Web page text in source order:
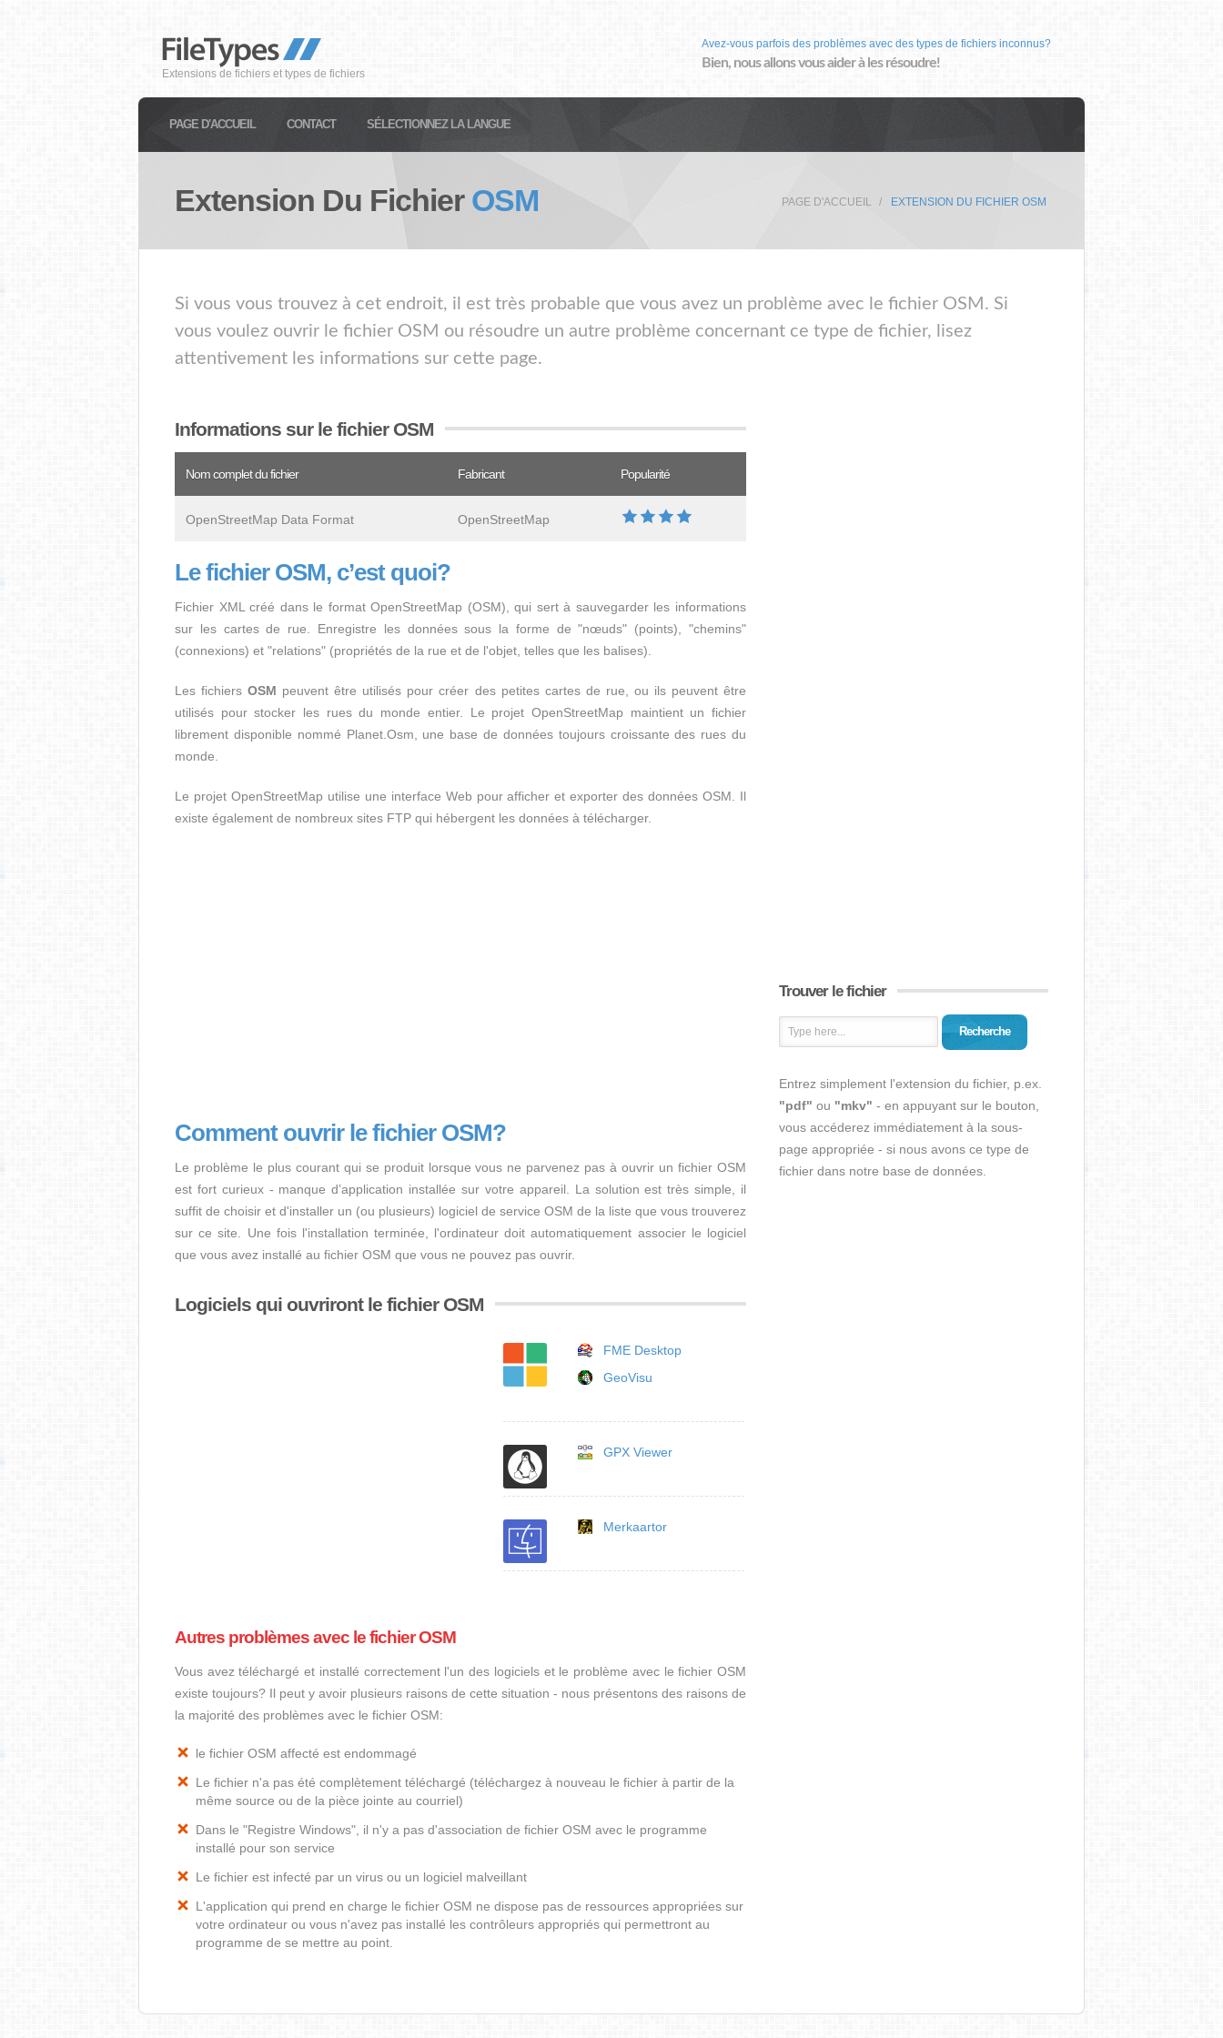
Extensions de fichiers et types de fichiers
Avez-vous parfois des problèmes avec des types de fichiers inconnus?
Bien, nous allons vous aider à les résoudre!
PAGE D'ACCUEIL CONTACT SÉLECTIONNEZ LA LANGUE
Extension Du Fichier OSM PAGE D'ACCUEIL EXTENSION DU FICHIER OSM
Si vous vous trouvez à cet endroit, il est très probable que vous avez un problème avec le fichier OSM. Si
vous voulez ouvrir le fichier OSM ou résoudre un autre problème concernant ce type de fichier, lisez
attentivement les informations sur cette page.
Informations sur le fichier OSM
Nom complet du fichier Fabricant Popularité
OpenStreetMap Data Format OpenStreetMap
Le fichier OSM, c’est quoi?
Fichier XML créé dans le format OpenStreetMap (OSM), qui sert à sauvegarder les informations
sur les cartes de rue. Enregistre les données sous la forme de "nœuds" (points), "chemins"
(connexions) et "relations" (propriétés de la rue et de l'objet, telles que les balises).
Les fichiersOSM peuvent être utilisés pour créer des petites cartes de rue, ou ils peuvent être
utilisés pour stocker les rues du monde entier. Le projet OpenStreetMap maintient un fichier
librement disponible nommé Planet.Osm, une base de données toujours croissante des rues du
monde.
Le projet OpenStreetMap utilise une interface Web pour afficher et exporter des données OSM. Il
existe également de nombreux sites FTP qui hébergent les données à télécharger.
Comment ouvrir le fichier OSM?
Le problème le plus courant qui se produit lorsque vous ne parvenez pas à ouvrir un fichier OSM
est fort curieux - manque d’application installée sur votre appareil. La solution est très simple, il
suffit de choisir et d'installer un (ou plusieurs) logiciel de service OSM de la liste que vous trouverez
sur ce site. Une fois l'installation terminée, l'ordinateur doit automatiquement associer le logiciel
que vous avez installé au fichier OSM que vous ne pouvez pas ouvrir.
Logiciels qui ouvriront le fichier OSM
FME Desktop
GeoVisu
GPX Viewer
Merkaartor
Autres problèmes avec le fichier OSM
Vous avez téléchargé et installé correctement l'un des logiciels et le problème avec le fichier OSM
existe toujours? Il peut y avoir plusieurs raisons de cette situation - nous présentons des raisons de
la majorité des problèmes avec le fichier OSM:
le fichier OSM affecté est endommagé
Le fichier n'a pas été complètement téléchargé (téléchargez à nouveau le fichier à partir de la
même source ou de la pièce jointe au courriel)
Dans le "Registre Windows", il n'y a pas d'association de fichier OSM avec le programme
installé pour son service
Le fichier est infecté par un virus ou un logiciel malveillant
L'application qui prend en charge le fichier OSM ne dispose pas de ressources appropriées sur
votre ordinateur ou vous n'avez pas installé les contrôleurs appropriés qui permettront au
programme de se mettre au point.
Trouver le fichier
Recherche
Entrez simplement l'extension du fichier, p.ex.
"pdf" ou "mkv" - en appuyant sur le bouton,
vous accéderez immédiatement à la sous-
page appropriée - si nous avons ce type de
fichier dans notre base de données.